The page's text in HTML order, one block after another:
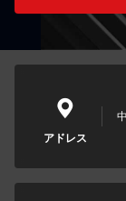
アドレス